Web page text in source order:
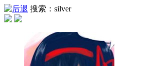
搜索：silver